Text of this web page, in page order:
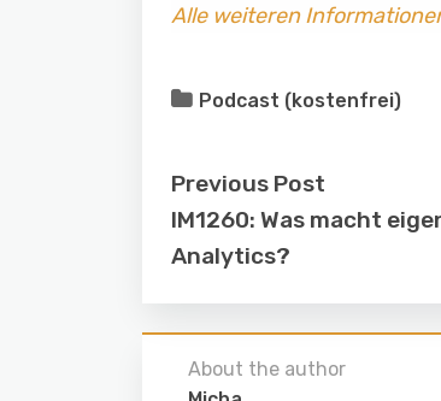
Alle weiteren
Podcast (kostenfrei)
Previous Post
IM1260: Was macht
Analytics?
About the author